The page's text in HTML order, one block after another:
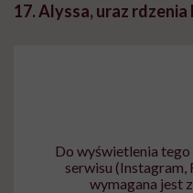
17. Alyssa, uraz
Do wyświetlenia tego
serwisu (Instagram,
wymagana jest